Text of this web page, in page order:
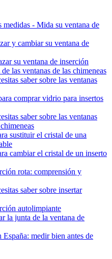
medidas - Mida su ventana de
y cambiar su ventana de
su ventana de inserción
las ventanas de las chimeneas
saber sobre las ventanas
comprar vidrio para insertos
saber sobre las ventanas
sustituir el cristal de una
cambiar el cristal de un inserto
rota: comprensión y
saber sobre insertar
autolimpiante
la junta de la ventana de
medir bien antes de